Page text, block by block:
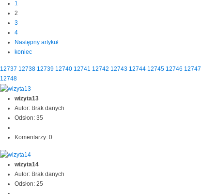
1
2
3
4
Następny artykuł
koniec
12737 12738 12739 12740 12741 12742 12743 12744 12745 12746 12747
12748
wizyta13
Autor: Brak danych
Odsłon: 35
Komentarzy: 0
wizyta14
Autor: Brak danych
Odsłon: 25